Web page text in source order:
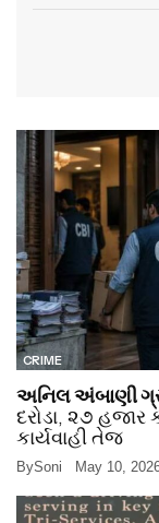
CRIME
અનિલ અંબાણી
દરોડા, ૨૭ હજાર
કાર્યવાહી તેજ
BySoni May 10,